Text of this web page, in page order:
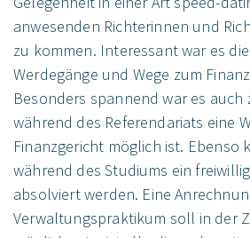
anwesenden Richterinnen und
zu kommen. Interessant war es
Werdegänge und Wege zum
Besonders spannend war es auch
während des Referendariats eine
Finanzgericht möglich ist. Ebenso
während des Studiums ein
absolviert werden. Eine
Verwaltungspraktikum soll in der